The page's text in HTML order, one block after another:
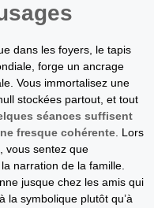
dans les foyers, le tapis
forge un ancrage
Vous immortalisez une
stockées partout, et tout
séances suffisent
fresque cohérente . Lors
vous sentez que
narration de la famille.
jusque chez les amis qui
la symbolique plutôt qu’à